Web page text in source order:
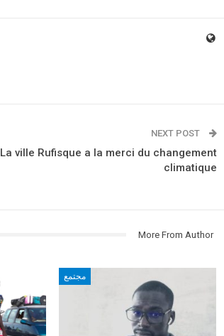
NEXT POST
La ville Rufisque a la merci du changement
climatique
More From Author
مجتمع